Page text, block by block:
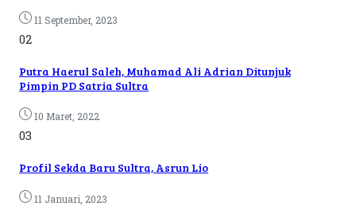
11 September, 2023
02
Putra Haerul Saleh, Muhamad Ali Adrian Ditunjuk
Pimpin PD Satria Sultra
10 Maret, 2022
03
Profil Sekda Baru Sultra, Asrun Lio
11 Januari, 2023